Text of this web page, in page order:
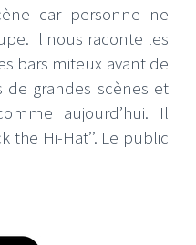
car personne ne
Il nous raconte les
bars miteux avant de
de grandes scènes et
aujourd’hui. Il
the Hi-Hat’’. Le public